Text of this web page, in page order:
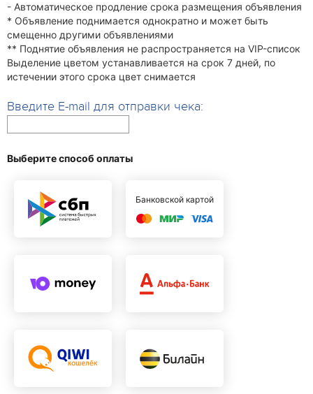
- Автоматическое продление срока размещения объявления
* Объявление поднимается однократно и может быть
смещенно другими объявлениями
** Поднятие объявления не распространяется на VIP-список
Выделение цветом устанавливается на срок 7 дней, по
истечении этого срока цвет снимается
Введите E-mail для отправки чека:
Выберите способ оплаты
Банковской картой